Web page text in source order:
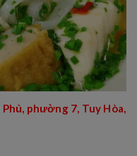
phường 7, Tuy Hòa,